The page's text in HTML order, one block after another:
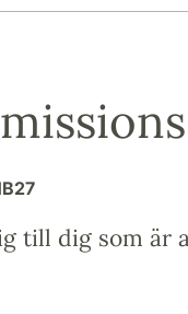
till dig som är